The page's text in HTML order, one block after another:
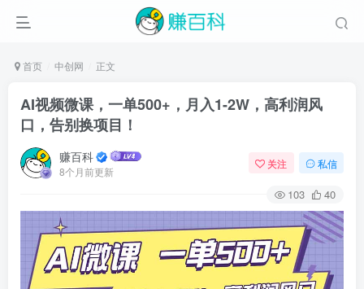
首页 中创网 正文
AI视频微课，一单500+，月入1-2W，高利润风
口，告别换项目！
赚百科
8个月前更新
关注 私信
103 40